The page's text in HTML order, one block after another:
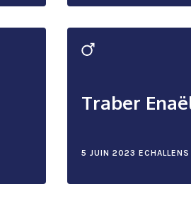
Traber
5 JUIN 2023 ECHALLENS